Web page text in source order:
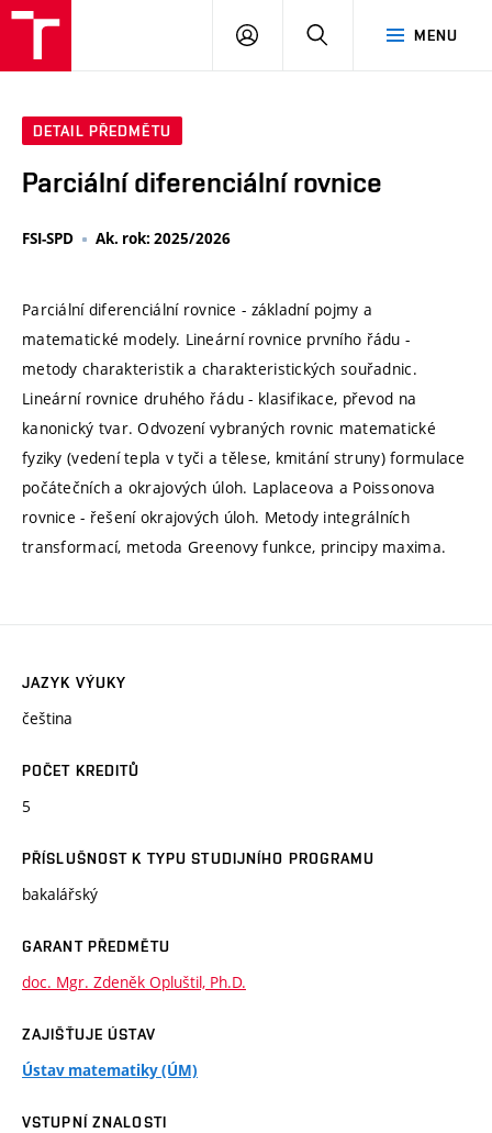
MENU
PŘIHLÁSIT
DETAIL PŘEDMĚTU
Parciální diferenciální rovnice
FSI-SPD Ak. rok: 2025/2026
Parciální diferenciální rovnice - základní pojmy a
matematické modely. Lineární rovnice prvního řádu -
metody charakteristik a charakteristických souřadnic.
Lineární rovnice druhého řádu - klasifikace, převod na
kanonický tvar. Odvození vybraných rovnic matematické
fyziky (vedení tepla v tyči a tělese, kmitání struny) formulace
počátečních a okrajových úloh. Laplaceova a Poissonova
rovnice - řešení okrajových úloh. Metody integrálních
transformací, metoda Greenovy funkce, principy maxima.
JAZYK VÝUKY
čeština
POČET KREDITŮ
5
PŘÍSLUŠNOST K TYPU STUDIJNÍHO PROGRAMU
bakalářský
GARANT PŘEDMĚTU
doc. Mgr. Zdeněk Opluštil, Ph.D.
ZAJIŠŤUJE ÚSTAV
Ústav matematiky (ÚM)
VSTUPNÍ ZNALOSTI